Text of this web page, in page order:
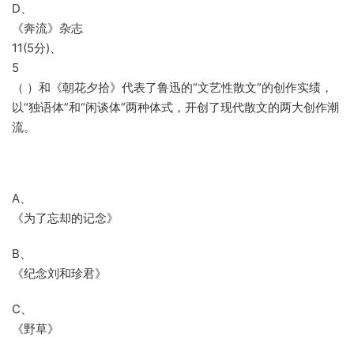
D、
《奔流》杂志
11(5分)、
5
（ ）和《朝花夕拾》代表了鲁迅的“文艺性散文”的创作实绩，
以“独语体”和“闲谈体”两种体式，开创了现代散文的两大创作潮
流。
A、
《为了忘却的记念》
B、
《纪念刘和珍君》
C、
《野草》